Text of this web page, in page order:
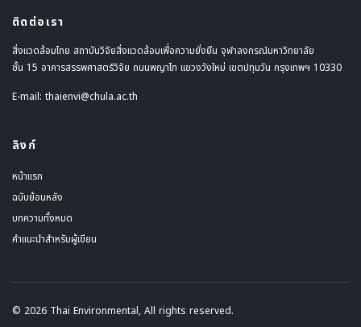
ติดต่อเรา
สิ่งแวดล้อมไทย สถาบันวิจัยสิ่งแวดล้อมเพื่อความยั่งยืน จุฬาลงกรณ์มหาวิทยาลัย
ชั้น 15 อาคารสรรพศาสตร์วิจัย ถนนพญาไท แขวงวังใหม่ เขตปทุมวัน กรุงเทพฯ 10330
E-mail: thaienvi@chula.ac.th
ลิงก์
หน้าแรก
ฉบับย้อนหลัง
บทความทั้งหมด
คำแนะนำสำหรับผู้เขียน
© 2026 Thai Environmental, All rights reserved.